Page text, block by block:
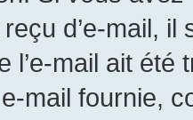
d’e-mail,
l’e-mail ait
mail fournie,